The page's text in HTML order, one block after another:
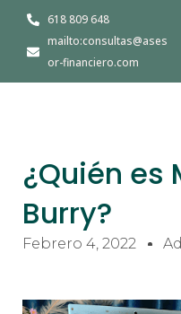
contenido
618 809 648
mailto:consultas@ases
or-financiero.com
¿Quién es
Burry?
Febrero 4, 2022